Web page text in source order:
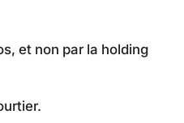
et non par la holding